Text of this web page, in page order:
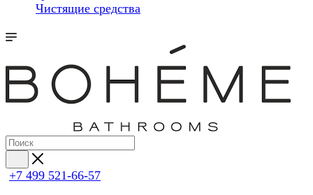
Чистящие средства
+7 499 521-66-57